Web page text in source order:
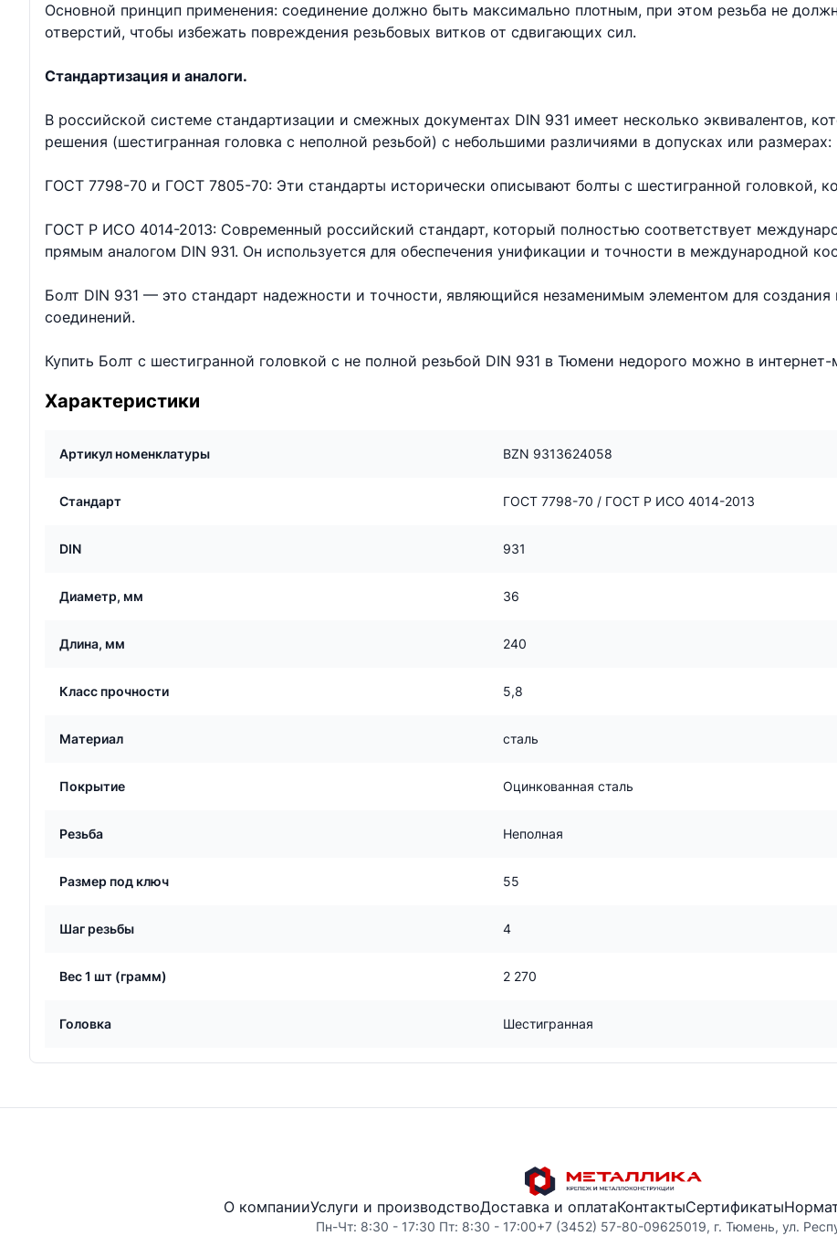
Основной принцип применения: соединение должно быть максимально плотным, при этом резьба не
отверстий, чтобы избежать повреждения резьбовых витков от сдвигающих сил.
Стандартизация и аналоги.
В российской системе стандартизации и смежных документах DIN 931 имеет несколько эквивалентов,
решения (шестигранная головка с неполной резьбой) с небольшими различиями в допусках или размерах:
ГОСТ 7798-70 и ГОСТ 7805-70: Эти стандарты исторически описывают болты с шестигранной головкой,
ГОСТ Р ИСО 4014-2013: Современный российский стандарт, который полностью соответствует
прямым аналогом DIN 931. Он используется для обеспечения унификации и точности в международной
Болт DIN 931 — это стандарт надежности и точности, являющийся незаменимым элементом для
соединений.
Купить Болт с шестигранной головкой с не полной резьбой DIN 931 в Тюмени недорого можно в
Характеристики
Артикул номенклатуры BZN 9313624058
Стандарт ГОСТ 7798-70 / ГОСТ Р ИСО 4014-2013
DIN 931
Диаметр, мм 36
Длина, мм 240
Класс прочности 5,8
Материал сталь
Покрытие Оцинкованная сталь
Резьба Неполная
Размер под ключ 55
Шаг резьбы 4
Вес 1 шт (грамм) 2 270
Головка Шестигранная
О компанииУслуги и производствоДоставка и оплатаКонтактыСертификаты
Пн-Чт: 8:30 - 17:30 Пт: 8:30 - 17:00+7 (3452) 57-80-09625019, г. Тюмень, ул.